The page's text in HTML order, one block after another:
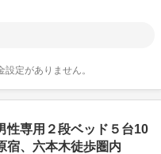
定がありません。
性専用２段ベッド５台10
宿、六本木徒歩圏内